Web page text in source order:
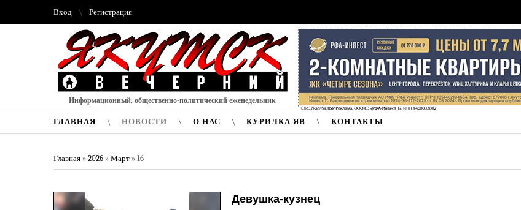
Вход Регистрация
Информационный, общественно-политический еженедельник
ГЛАВНАЯ НОВОСТИ О НАС КУРИЛКА ЯВ КОНТАКТЫ
Главная » 2026 » Март » 16
Девушка-кузнец